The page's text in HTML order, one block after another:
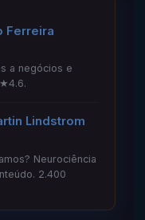
Ferreira
a negócios e
Lindstrom
Neurociência
2.400